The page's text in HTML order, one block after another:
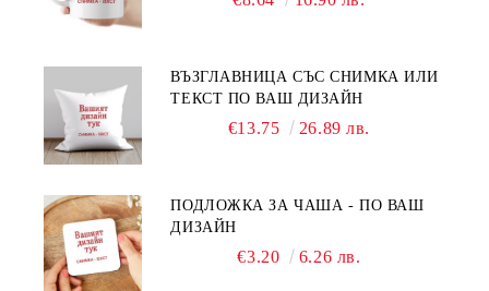
ВЪЗГЛАВНИЦА СЪС СНИМКА ИЛИ
ТЕКСТ ПО ВАШ ДИЗАЙН
€13.75 26.89 лв.
ПОДЛОЖКА ЗА ЧАША - ПО ВАШ
ДИЗАЙН
€3.20 6.26 лв.